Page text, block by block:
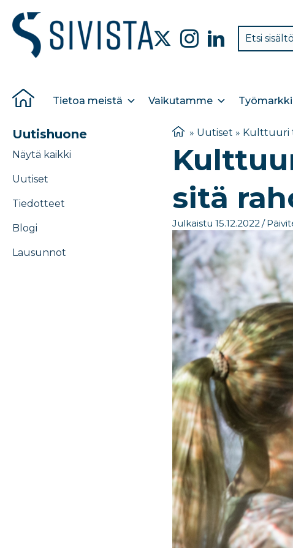
Tietoa meistä Vaikutamme
Uutishuone
Näytä kaikki
Uutiset
Tiedotteet
Blogi
Lausunnot
» Uutiset » Kulttuuri
sitä
Julkaistu 15.12.2022/